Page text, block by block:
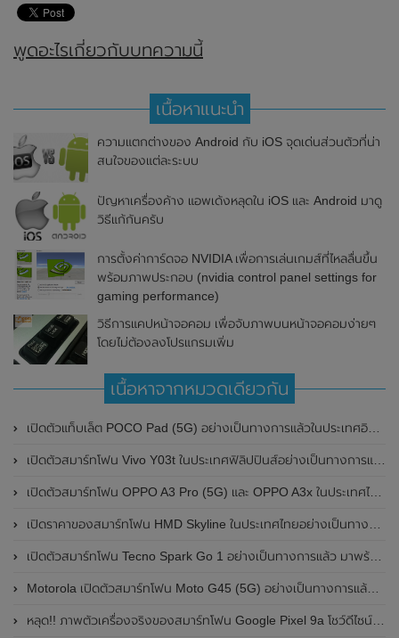
พูดอะไรเกี่ยวกับบทความนี้
เนื้อหาแนะนำ
ความแตกต่างของ Android กับ iOS จุดเด่นส่วนตัวที่น่า
สนใจของแต่ละระบบ
ปัญหาเครื่องค้าง แอพเด้งหลุดใน iOS และ Android มาดู
วิธีแก้กันครับ
การตั้งค่าการ์ดจอ NVIDIA เพื่อการเล่นเกมส์ที่ไหลลื่นขึ้น
พร้อมภาพประกอบ (nvidia control panel settings for
gaming performance)
วิธีการแคปหน้าจอคอม เพื่อจับภาพบนหน้าจอคอมง่ายๆ
โดยไม่ต้องลงโปรแกรมเพิ่ม
เนื้อหาจากหมวดเดียวกัน
เปิดตัวแท็บเล็ต POCO Pad (5G) อย่างเป็นทางการแล้วในประเทศอินเดีย มาพร้อมชิปเซ็ต Snapdragon 7s Gen 2 ของ Qualcomm และรองรับเครือข่าย 5G
เปิดตัวสมาร์ทโฟน Vivo Y03t ในประเทศฟิลิปปินส์อย่างเป็นทางการแล้ว มาพร้อมชิปเซ็ต Unisoc T612 , กล้องหลัง ความละเอียด 13MP , แบตเตอรี่ 5,000mAh และหน้าจอแสดงผล LCD / 90Hz
เปิดตัวสมาร์ทโฟน OPPO A3 Pro (5G) และ OPPO A3x ในประเทศไทยอย่างเป็นทางการแล้ว ในราคาเริ่มต้นเพียง 3,999 บาท
เปิดราคาของสมาร์ทโฟน HMD Skyline ในประเทศไทยอย่างเป็นทางการแล้ว ราคา 14,990 บาท
เปิดตัวสมาร์ทโฟน Tecno Spark Go 1 อย่างเป็นทางการแล้ว มาพร้อมหน้าจอแสดงผล LCD / 120Hz , แบตเตอรี่ 5,000mAh และใช้ชิปเซ็ต Unisoc
Motorola เปิดตัวสมาร์ทโฟน Moto G45 (5G) อย่างเป็นทางการแล้วในอินเดีย
หลุด!! ภาพตัวเครื่องจริงของสมาร์ทโฟน Google Pixel 9a โชว์ดีไซน์ใหม่ กล้องหลังแบนราบ ไม่มีกรอบของกล้องแล้ว